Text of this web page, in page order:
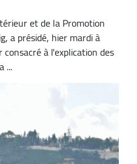
et de la Promotion
a présidé, hier mardi à
à l'explication des
...